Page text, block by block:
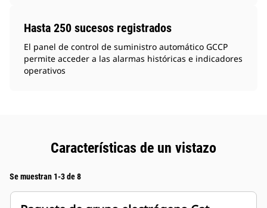
Hasta 250 sucesos registrados
El panel de control de suministro automático GCCP
permite acceder a las alarmas históricas e indicadores
operativos
Características de un vistazo
Se muestran 1-3 de 8